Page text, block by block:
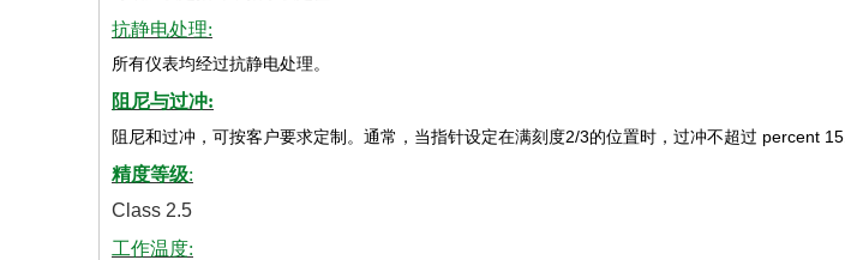
抗静电处理:
所有仪表均经过抗静电处理。
阻尼与过冲:
阻尼和过冲，可按客户要求定制。通常，当指针设定在满刻度2/3的位置时，过冲不超过 percent 15.
精度等级:
Class 2.5
工作温度: